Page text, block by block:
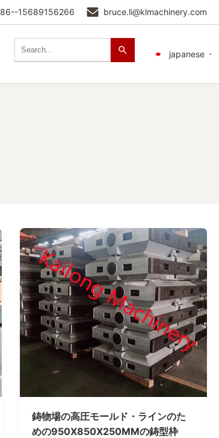
86--15689156266 bruce.li@klmachinery.com
japanese
鋳物場の高圧モールド・ラインのた
めの950X850X250MMの鋳型枠